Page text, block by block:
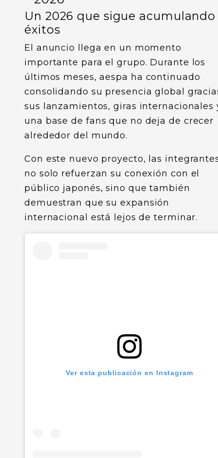
Un 2026 que sigue acumulando
éxitos
El anuncio llega en un momento
importante para el grupo. Durante los
últimos meses, aespa ha continuado
consolidando su presencia global
sus lanzamientos, giras internacionales
una base de fans que no deja de crecer
alrededor del mundo.
Con este nuevo proyecto, las
no solo refuerzan su conexión con el
público japonés, sino que también
demuestran que su expansión
internacional está lejos de terminar.
Ver esta publicación en Instagram